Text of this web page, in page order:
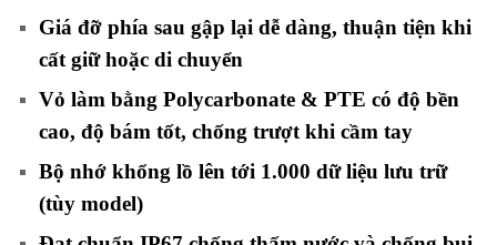
Giá đỡ phía sau gập lại dễ dàng, thuận tiện khi
cất giữ hoặc di chuyển
Vỏ làm bằng Polycarbonate & PTE có độ bền
cao, độ bám tốt, chống trượt khi cầm tay
Bộ nhớ khổng lồ lên tới 1.000 dữ liệu lưu trữ
(tùy model)